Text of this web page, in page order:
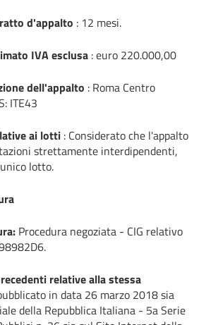
d'appalto : 12 mesi.
IVA esclusa : euro 220.000,00
dell'appalto : Roma Centro
ITE43
ai lotti : Considerato che l'appalto
strettamente interdipendenti,
lotto.
Procedura negoziata - CIG relativo
relative alla stessa
in data 26 marzo 2018 sia
della Repubblica Italiana - 5a Serie